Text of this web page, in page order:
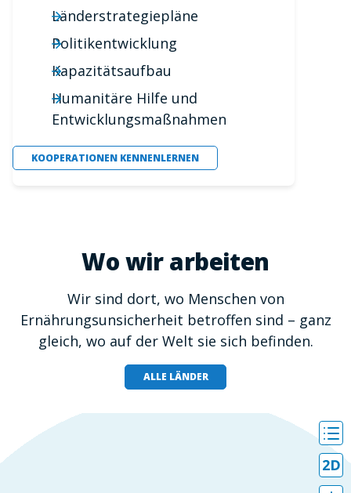
Länderstrategiepläne
Politikentwicklung
Kapazitätsaufbau
Humanitäre Hilfe und
Entwicklungsmaßnahmen
KOOPERATIONEN KENNENLERNEN
Wo wir arbeiten
Wir sind dort, wo Menschen von
Ernährungsunsicherheit betroffen sind – ganz
gleich, wo auf der Welt sie sich befinden.
ALLE LÄNDER